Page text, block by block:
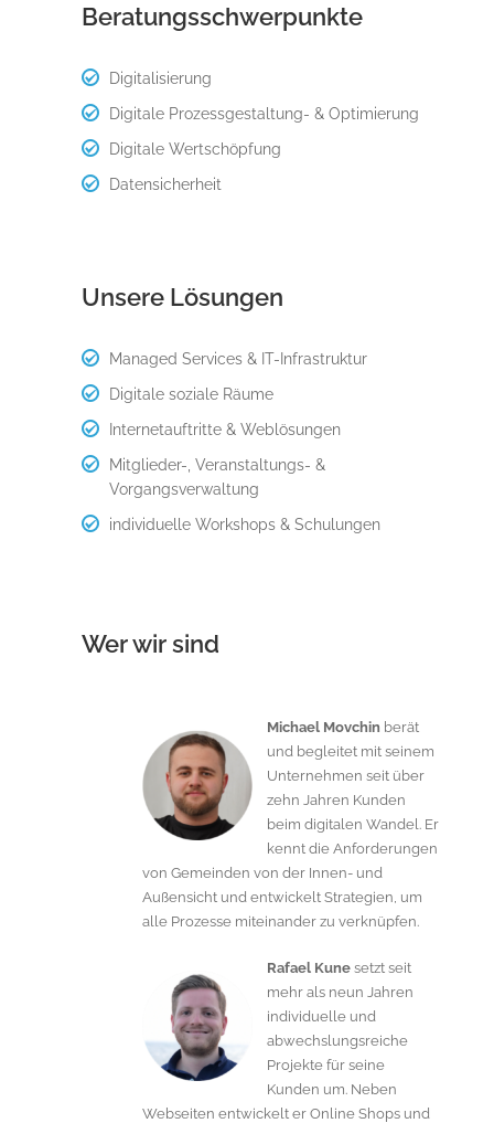
Beratungsschwerpunkte
Digitalisierung
Digitale Prozessgestaltung- & Optimierung
Digitale Wertschöpfung
Datensicherheit
Unsere Lösungen
Managed Services & IT-Infrastruktur
Digitale soziale Räume
Internetauftritte & Weblösungen
Mitglieder-, Veranstaltungs- &
Vorgangsverwaltung
individuelle Workshops & Schulungen
Wer wir sind
Michael Movchin berät
und begleitet mit seinem
Unternehmen seit über
zehn Jahren Kunden
beim digitalen Wandel. Er
kennt die Anforderungen
von Gemeinden von der Innen- und
Außensicht und entwickelt Strategien, um
alle Prozesse miteinander zu verknüpfen.
Rafael Kune setzt seit
mehr als neun Jahren
individuelle und
abwechslungsreiche
Projekte für seine
Kunden um. Neben
Webseiten entwickelt er Online Shops und